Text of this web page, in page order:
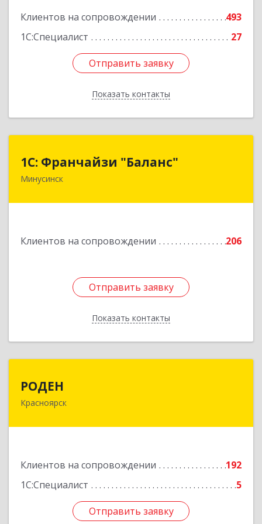
Клиентов на сопровождении
493
1С:Специалист
27
Отправить заявку
Показать контакты
Отправить заявку
Назад
1С: Франчайзи "Баланс"
Минусинск
Клиентов на сопровождении 206
Отправить заявку
Показать контакты
1С: Франчайзи "Баланс"
662610, Красноярский край, Минусинск г,
Отправить заявку
Назад
РОДЕН
Красноярск
Клиентов на сопровождении
192
1С:Специалист
5
Отправить заявку
660064, Красноярский край, Красноярск г, им
Отправить заявку